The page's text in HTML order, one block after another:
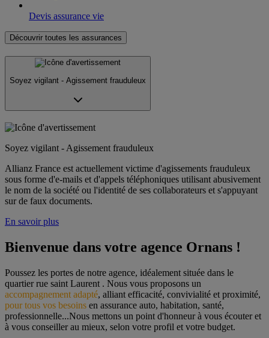
Devis assurance vie
Découvrir toutes les assurances
Soyez vigilant - Agissement frauduleux
Soyez vigilant - Agissement frauduleux
Allianz France est actuellement victime d'agissements frauduleux
sous forme d'e-mails et d'appels téléphoniques utilisant abusivement
le nom de la société ou l'identité de ses collaborateurs et s'appuyant
sur de faux documents.
En savoir plus
Bienvenue dans votre agence Ornans !
Poussez les portes de notre agence, idéalement située dans le
accompagnement adapté
pour tous vos besoins en assurance auto, habitation, santé,
professionnelle...Nous mettons un point d'honneur à vous écouter et
à vous conseiller au mieux, selon votre profil et votre budget.